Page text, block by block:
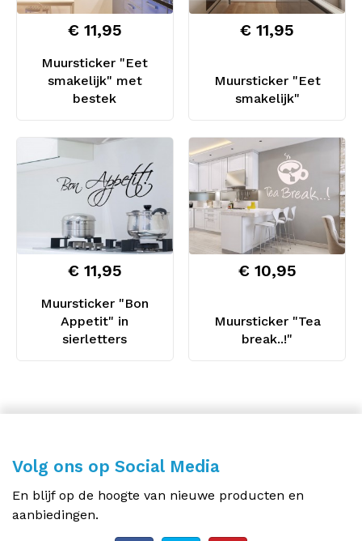
Muursticker "Eet
smakelijk" met
bestek
€ 11,95
Muursticker "Eet
smakelijk"
€ 11,95
Muursticker "Bon
Appetit" in
sierletters
€ 11,95
Muursticker "Tea
break..!"
€ 10,95
Volg ons op Social Media
En blijf op de hoogte van nieuwe producten en
aanbiedingen.